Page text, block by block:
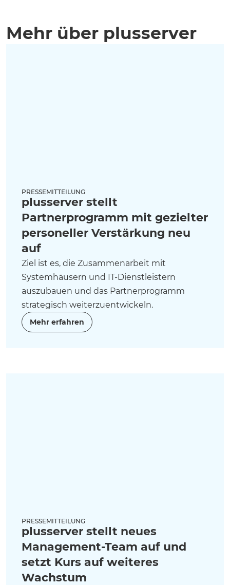
Mehr über plusserver
PRESSEMITTEILUNG
plusserver stellt
Partnerprogramm mit gezielter
personeller Verstärkung neu
auf
Ziel ist es, die Zusammenarbeit mit
Systemhäusern und IT-Dienstleistern
auszubauen und das Partnerprogramm
strategisch weiterzuentwickeln.
Mehr erfahren
PRESSEMITTEILUNG
plusserver stellt neues
Management-Team auf und
setzt Kurs auf weiteres
Wachstum